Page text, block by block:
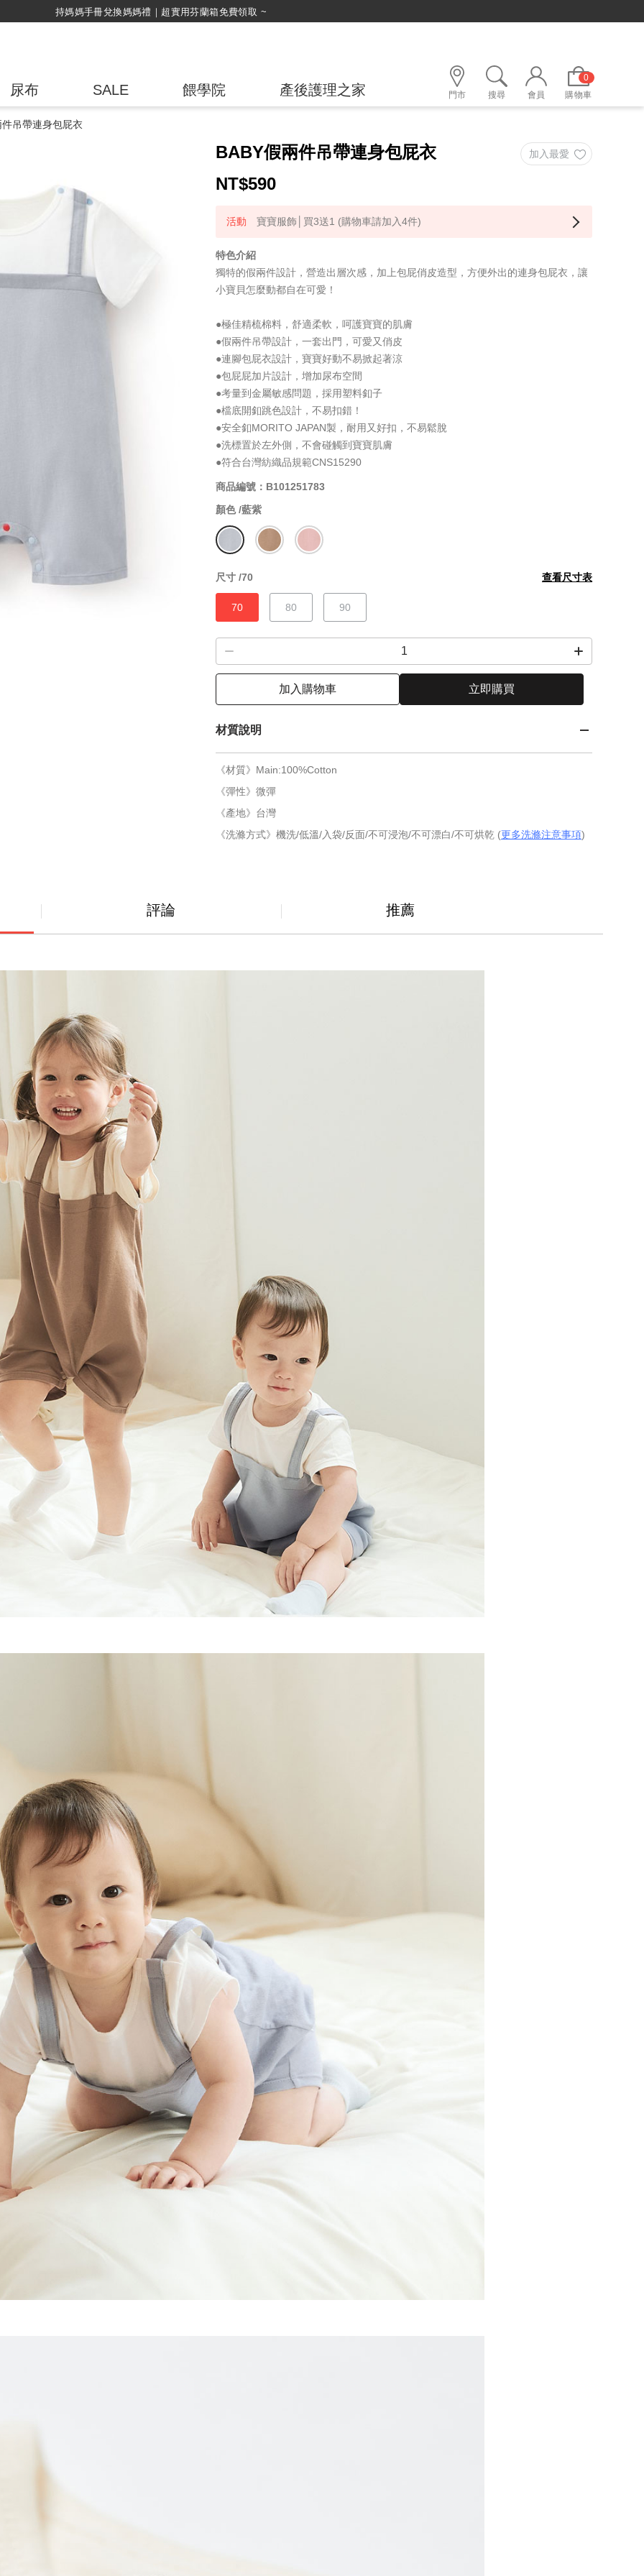
綁定LINE好友，500購物金立即折！
尿布 SALE 餵學院 產後護理之家 門市 搜尋 會員
0
購物車
件吊帶連身包屁衣
BABY假兩件吊帶連身包屁衣
NT$590
寶寶服飾│買3送1 (購物車請加入4件)
特色介紹
獨特的假兩件設計，營造出層次感，加上包屁俏皮造型，方便外出的連身包屁衣，讓
小寶貝怎麼動都自在可愛！
●極佳精梳棉料，舒適柔軟，呵護寶寶的肌膚
●假兩件吊帶設計，一套出門，可愛又俏皮
●連腳包屁衣設計，寶寶好動不易掀起著涼
●包屁屁加片設計，增加尿布空間
●考量到金屬敏感問題，採用塑料釦子
●檔底開釦跳色設計，不易扣錯！
●安全釦MORITO JAPAN製，耐用又好扣，不易鬆脫
●洗標置於左外側，不會碰觸到寶寶肌膚
●符合台灣紡織品規範CNS15290
商品編號：B101251783
顏色 /藍紫
尺寸 /70 查看尺寸表
70 80 90
加入購物車 立即購買
材質說明
《材質》Main:100%Cotton
《彈性》微彈
《產地》台灣
《洗滌方式》機洗/低溫/入袋/反面/不可浸泡/不可漂白/不可烘乾 (更多洗滌注意事項)
評論 推薦